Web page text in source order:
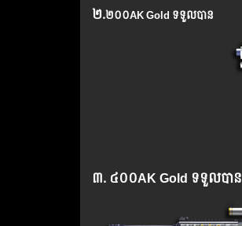
២.២០០AK Gold ទទួលបាន
៣. ៤០០AK Gold ទទួលបាន